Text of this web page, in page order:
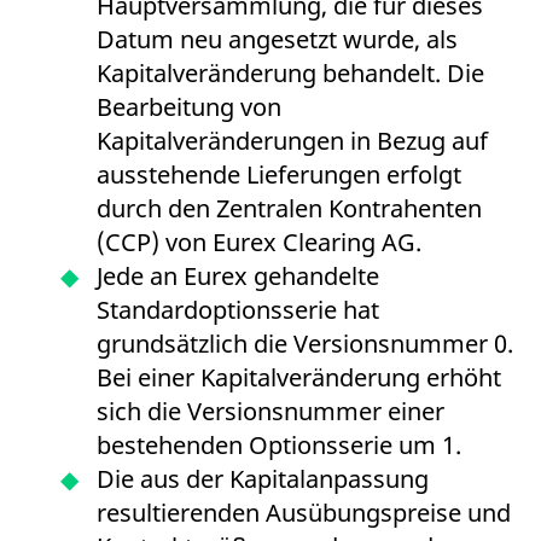
Datum neu angesetzt wurde, als
Kapitalveränderung behandelt. Die
Bearbeitung von
Kapitalveränderungen in Bezug auf
ausstehende Lieferungen erfolgt
durch den Zentralen Kontrahenten
(CCP) von Eurex Clearing AG.
Jede an Eurex gehandelte
Standardoptionsserie hat
grundsätzlich die Versionsnummer 0.
Bei einer Kapitalveränderung erhöht
sich die Versionsnummer einer
bestehenden Optionsserie um 1.
Die aus der Kapitalanpassung
resultierenden Ausübungspreise und
messen. Es handelt sich
bei dem auf das Präfix
von Zahlen und
die Domain handelt, die
_pk_ses.7.d059 www.eurex.com
30
Minuten
Dieser Cookie-Name ist
mit der Open-Source-
Webanalyseplattform
Piwik verbunden. Er wird
verwendet, um Website-
Betreibern zu helfen, das
Besucherverhalten zu
verfolgen und die
Leistung der Website zu
messen. Es handelt sich
um ein Muster-Cookie,
bei dem auf das Präfix
_pk_ses eine kurze Reihe
von Zahlen und
Buchstaben folgt, bei der
es sich vermutlich um
die Domain handelt, die
das Cookie setzt.